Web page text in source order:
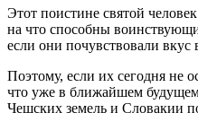
Этот поистине святой
на что способны
если они почувствовали вкус
Поэтому, если их сегодня не
что уже в ближайшем
Чешских земель и Словакии